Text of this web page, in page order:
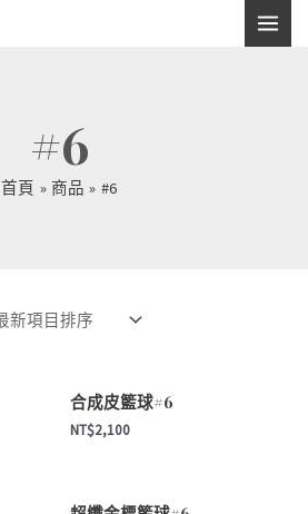
#6
首頁 商品 #6
合成皮籃球#6
NT$2,100